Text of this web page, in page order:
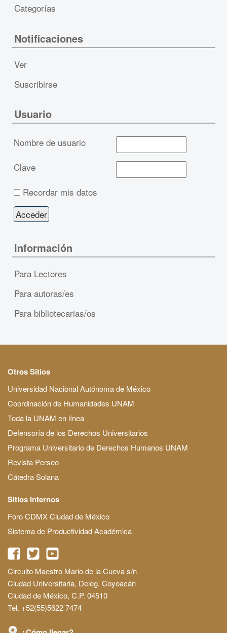
Categorías
Notificaciones
Ver
Suscribirse
Usuario
Nombre de usuario
Clave
Recordar mis datos
Información
Para Lectores
Para autoras/es
Para bibliotecarias/os
Otros Sitios
Universidad Nacional Autónoma de México
Coordinación de Humanidades UNAM
Toda la UNAM en línea
Defensoría de los Derechos Universitarios
Programa Universitario de Derechos Humanos UNAM
Revista Perseo
Cátedra Solana
Sitios Internos
Foro CDMX Ciudad de México
Sistema de Productividad Académica
Circuito Maestro Mario de la Cueva s/n
Ciudad Universitaria, Deleg. Coyoacán
Ciudad de México, C.P. 04510
Tel. +52(55)5622 7474